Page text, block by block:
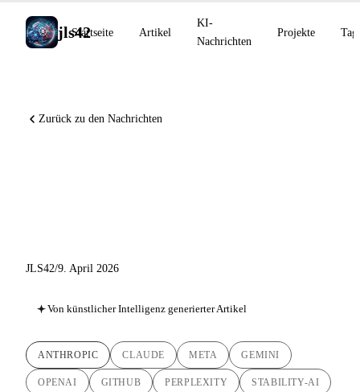
jls42
Startseite Artikel
KI-
Nachrichten
Projekte
Zurück zu den Nachrichten
JLS42/9. April 2026
Von künstlicher Intelligenz generierter Artikel
ANTHROPIC CLAUDE META GEMINI
OPENAI GITHUB PERPLEXITY STABILITY-AI